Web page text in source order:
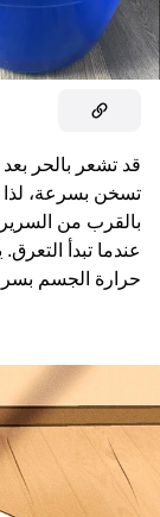
قد تشعر بالحر
تسخن بسرعة،
بالقرب من
عندما تبدأ
حرارة الجسم